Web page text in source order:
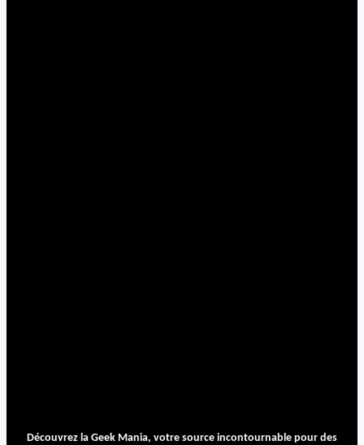
Découvrez la Geek Mania, votre source incontournable pour des